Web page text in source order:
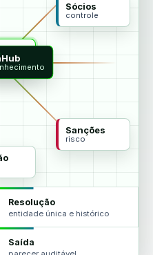
Sócios
controle
Sanções
risco
Resolução
entidade única e histórico
Saída